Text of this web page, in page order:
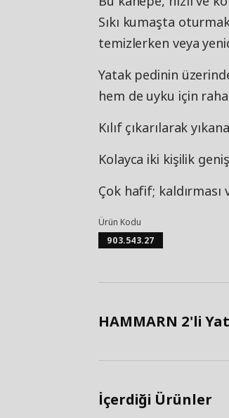
Sıkı kumaşta
temizlerken veya
Yatak pedinin
hem de uyku için
Kılıf çıkarılarak
Kolayca iki kişilik
Çok hafif; kaldırması
Ürün Kodu
903.543.27
HAMMARN 2'li
İçerdiği Ürünler